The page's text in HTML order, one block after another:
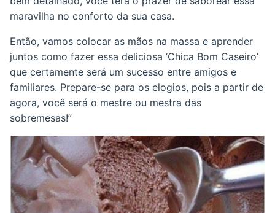
maravilha no conforto da sua casa.
Então, vamos colocar as mãos na massa e aprender
juntos como fazer essa deliciosa ‘Chica Bom Caseiro’
que certamente será um sucesso entre amigos e
familiares. Prepare-se para os elogios, pois a partir de
agora, você será o mestre ou mestra das
sobremesas!”